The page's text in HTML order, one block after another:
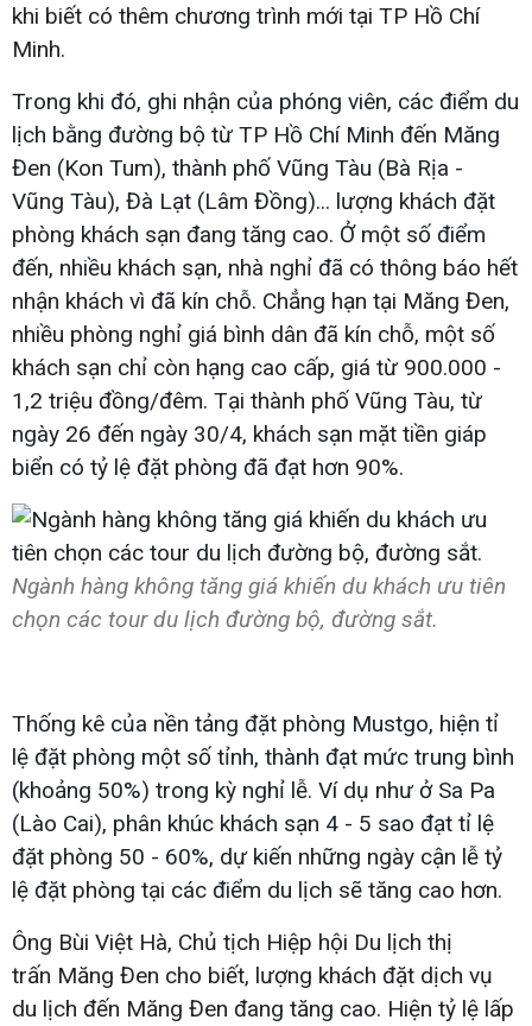
khi biết có thêm chương trình mới tại TP Hồ Chí
Minh.
Trong khi đó, ghi nhận của phóng viên, các điểm du
lịch bằng đường bộ từ TP Hồ Chí Minh đến Măng
Đen (Kon Tum), thành phố Vũng Tàu (Bà Rịa -
Vũng Tàu), Đà Lạt (Lâm Đồng)... lượng khách đặt
phòng khách sạn đang tăng cao. Ở một số điểm
đến, nhiều khách sạn, nhà nghỉ đã có thông báo hết
nhận khách vì đã kín chỗ. Chẳng hạn tại Măng Đen,
nhiều phòng nghỉ giá bình dân đã kín chỗ, một số
khách sạn chỉ còn hạng cao cấp, giá từ 900.000 -
1,2 triệu đồng/đêm. Tại thành phố Vũng Tàu, từ
ngày 26 đến ngày 30/4, khách sạn mặt tiền giáp
biển có tỷ lệ đặt phòng đã đạt hơn 90%.
Ngành hàng không tăng giá khiến du khách ưu tiên
chọn các tour du lịch đường bộ, đường sắt.
Thống kê của nền tảng đặt phòng Mustgo, hiện tỉ
lệ đặt phòng một số tỉnh, thành đạt mức trung bình
(khoảng 50%) trong kỳ nghỉ lễ. Ví dụ như ở Sa Pa
(Lào Cai), phân khúc khách sạn 4 - 5 sao đạt tỉ lệ
đặt phòng 50 - 60%, dự kiến những ngày cận lễ tỷ
lệ đặt phòng tại các điểm du lịch sẽ tăng cao hơn.
Ông Bùi Việt Hà, Chủ tịch Hiệp hội Du lịch thị
trấn Măng Đen cho biết, lượng khách đặt dịch vụ
du lịch đến Măng Đen đang tăng cao. Hiện tỷ lệ lấp